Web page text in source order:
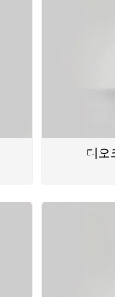
디오